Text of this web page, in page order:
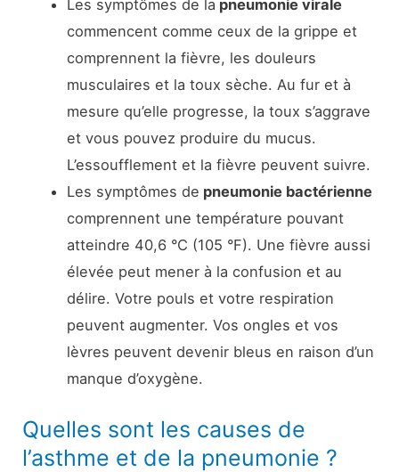
Les symptômes de la pneumonie virale
commencent comme ceux de la grippe et
comprennent la fièvre, les douleurs
musculaires et la toux sèche. Au fur et à
mesure qu’elle progresse, la toux s’aggrave
et vous pouvez produire du mucus.
L’essoufflement et la fièvre peuvent suivre.
Les symptômes de pneumonie bactérienne
comprennent une température pouvant
atteindre 40,6 °C (105 °F). Une fièvre aussi
élevée peut mener à la confusion et au
délire. Votre pouls et votre respiration
peuvent augmenter. Vos ongles et vos
lèvres peuvent devenir bleus en raison d’un
manque d’oxygène.
Quelles sont les causes de
l’asthme et de la pneumonie ?